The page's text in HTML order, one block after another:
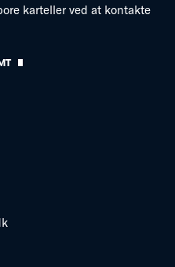
karteller ved at kontakte